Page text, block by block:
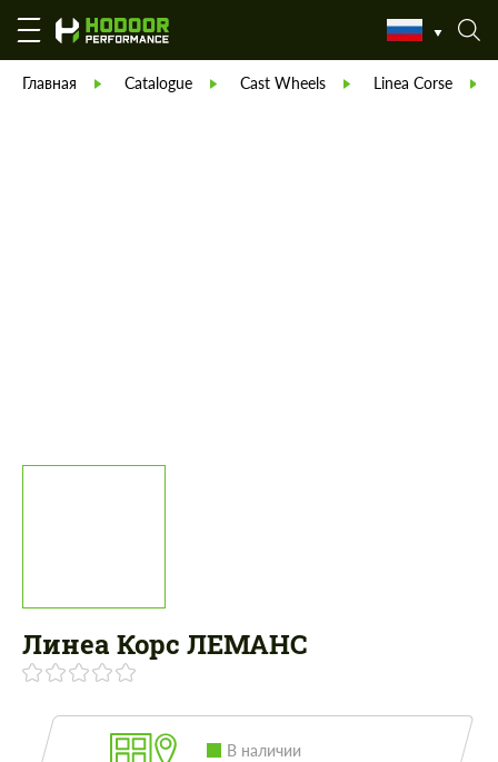
Главная Catalogue Cast Wheels Linea Corse
Линеа Корс ЛЕМАНС
В наличии